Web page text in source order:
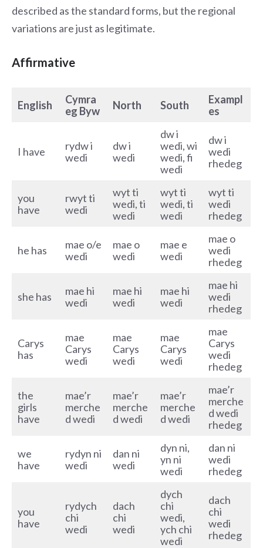
described as the standard forms, but the regional
variations are just as legitimate.
Affirmative
English
Cymra
eg Byw
North South
Exampl
es
I have
rydw i
wedi
dw i
wedi
dw i
wedi, wi
wedi, fi
wedi
dw i
wedi
rhedeg
you
have
rwyt ti
wedi
wyt ti
wedi, ti
wedi
wyt ti
wedi, ti
wedi
wyt ti
wedi
rhedeg
he has
mae o/e
wedi
mae o
wedi
mae e
wedi
mae o
wedi
rhedeg
she has
mae hi
wedi
mae hi
wedi
mae hi
wedi
mae hi
wedi
rhedeg
Carys
has
mae
Carys
wedi
mae
Carys
wedi
mae
Carys
wedi
mae
Carys
wedi
rhedeg
the
girls
have
mae’r
merche
d wedi
mae’r
merche
d wedi
mae’r
merche
d wedi
mae’r
merche
d wedi
rhedeg
we
have
rydyn ni
wedi
dan ni
wedi
dyn ni,
yn ni
wedi
dan ni
wedi
rhedeg
you
have
rydych
chi
wedi
dach
chi
wedi
dych
chi
wedi,
ych chi
wedi
dach
chi
wedi
rhedeg